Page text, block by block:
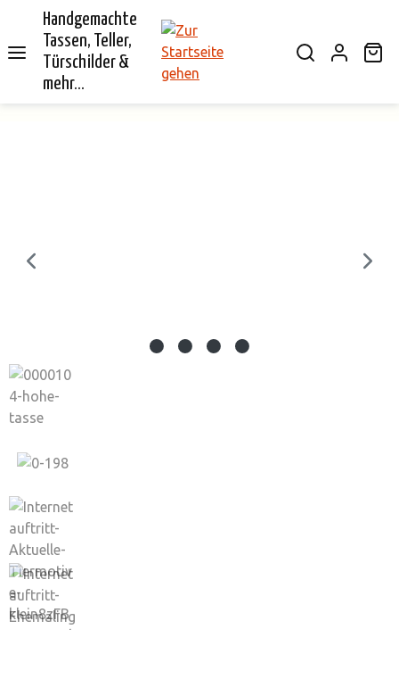
springen
Handgemachte
Tassen, Teller,
Türschilder &
mehr...